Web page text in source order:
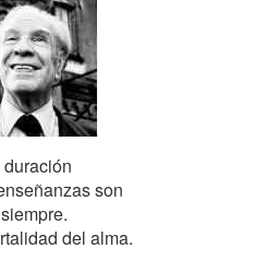
son
del alma.